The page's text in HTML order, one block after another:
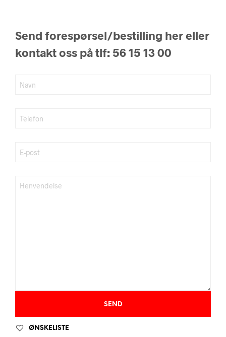
Send forespørsel/bestilling her eller
kontakt oss på tlf: 56 15 13 00
ØNSKELISTE